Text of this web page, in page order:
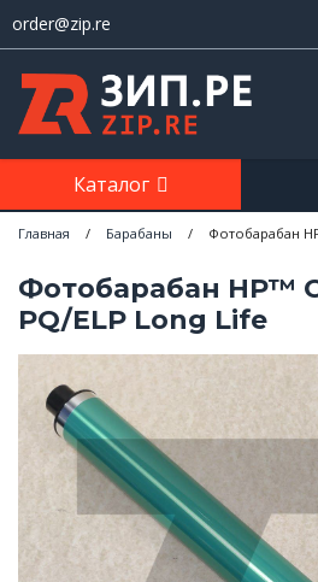
order@zip.re
Каталог
Главная / Барабаны / Фотобарабан
Фотобарабан HP™
PQ/ELP Long Life